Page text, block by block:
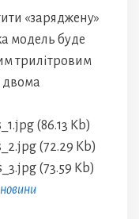
«заряджену»
модель буде
трилітровим
двома